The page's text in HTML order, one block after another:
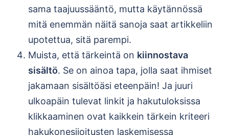
sama taajuussääntö, mutta käytännössä
mitä enemmän näitä sanoja saat artikkeliin
upotettua, sitä parempi.
Muista, että tärkeintä on kiinnostava
sisältö. Se on ainoa tapa, jolla saat ihmiset
jakamaan sisältöäsi eteenpäin! Ja juuri
ulkoapäin tulevat linkit ja hakutuloksissa
klikkaaminen ovat kaikkein tärkein kriteeri
hakukonesijoitusten laskemisessa